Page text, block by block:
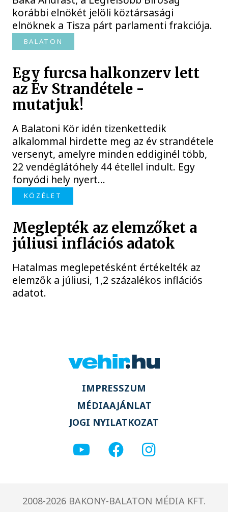
korábbi elnökét jelöli köztársasági
elnöknek a Tisza párt parlamenti frakciója.
BALATON
Egy furcsa halkonzerv lett
az Év Strandétele -
mutatjuk!
A Balatoni Kör idén tizenkettedik
alkalommal hirdette meg az év strandétele
versenyt, amelyre minden eddiginél több,
22 vendéglátóhely 44 étellel indult. Egy
fonyódi hely nyert...
KÖZÉLET
Meglepték az elemzőket a
júliusi inflációs adatok
Hatalmas meglepetésként értékelték az
elemzők a júliusi, 1,2 százalékos inflációs
adatot.
IMPRESSZUM
MÉDIAAJÁNLAT
JOGI NYILATKOZAT
2008-2026 BAKONY-BALATON MÉDIA KFT.